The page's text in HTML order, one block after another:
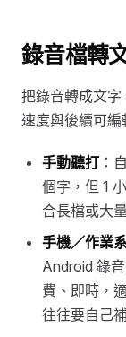
錄音檔轉
把錄音轉成文字
速度與後續可編
手動聽打 ：
個字，但 1
合長檔或大
手機／作業
Android 錄
費、即時，
往往要自己